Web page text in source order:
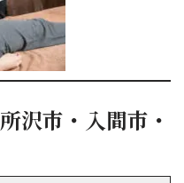
所沢市 ・ 入間市 ・